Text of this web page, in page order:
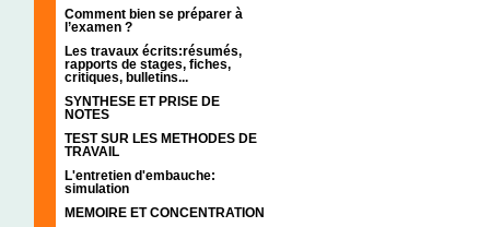
Comment bien se préparer à
l’examen ?
Les travaux écrits:résumés,
rapports de stages, fiches,
critiques, bulletins...
SYNTHESE ET PRISE DE
NOTES
TEST SUR LES METHODES DE
TRAVAIL
L'entretien d'embauche:
simulation
MEMOIRE ET CONCENTRATION